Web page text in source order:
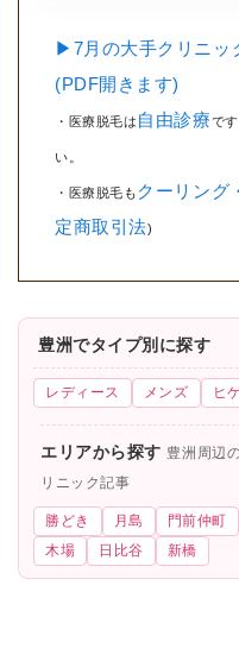
▶7月の大手クリニッ
(PDF開きます)
・医療脱毛は 自由診療で
い。
・医療脱毛も クーリング
定商取引法)
豊洲でタイプ別に探す
レディース メンズ ヒ
エリアから探す 豊洲周辺
リニック記事
勝どき 月島 門前仲町
木場
日比谷 新橋